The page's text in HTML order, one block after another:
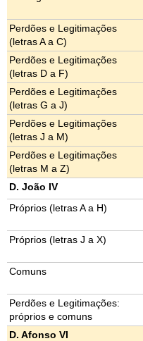
Perdões e Legitimações
(letras A a C)
Perdões e Legitimações
(letras D a F)
Perdões e Legitimações
(letras G a J)
Perdões e Legitimações
(letras J a M)
Perdões e Legitimações
(letras M a Z)
D. João IV
Próprios (letras A a H)
Próprios (letras J a X)
Comuns
Perdões e Legitimações:
próprios e comuns
D. Afonso VI